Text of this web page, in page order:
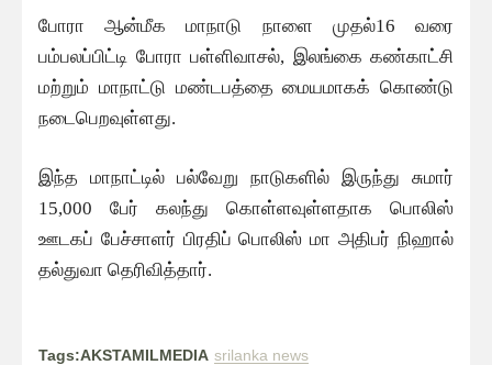
போரா ஆன்மீக மாநாடு நாளை முதல்16 வரை
பம்பலப்பிட்டி போரா பள்ளிவாசல், இலங்கை கண்காட்சி
மற்றும் மாநாட்டு மண்டபத்தை மையமாகக் கொண்டு
நடைபெறவுள்ளது.
இந்த மாநாட்டில் பல்வேறு நாடுகளில் இருந்து சுமார்
15,000 பேர் கலந்து கொள்ளவுள்ளதாக பொலிஸ்
ஊடகப் பேச்சாளர் பிரதிப் பொலிஸ் மா அதிபர் நிஹால்
தல்துவா தெரிவித்தார்.
Tags:AKSTAMILMEDIA srilanka news